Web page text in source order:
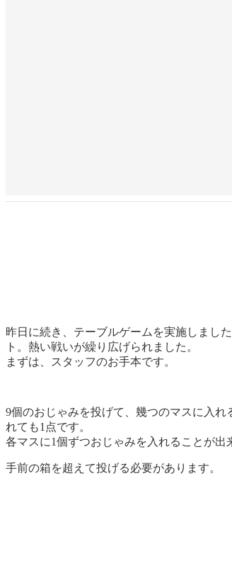
昨日に続き、テーブルゲームを実施しまし
ト。熱い戦いが繰り広げられました。
まずは、スタッフのお手本です。
9個のおじゃみを投げて、幾つのマスに入
れても1点です。
各マスに1個ずつおじゃみを入れることが出
手前の箱を超えて投げる必要があります。